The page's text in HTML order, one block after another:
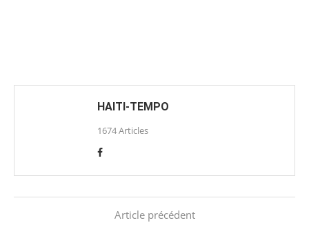
HAITI-TEMPO
1674 Articles
Article précédent